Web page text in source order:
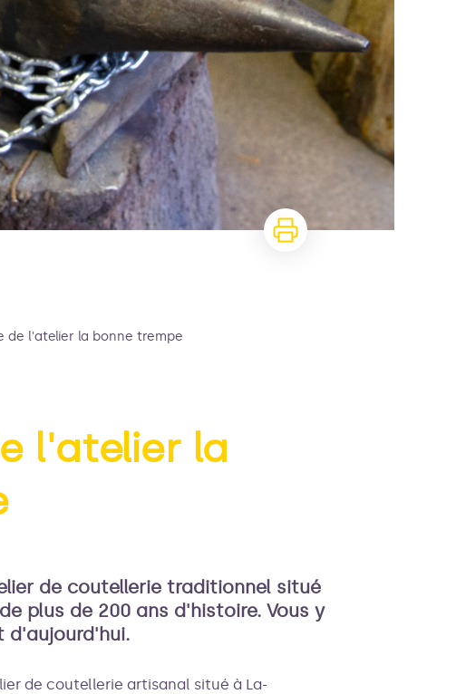
de l'atelier la bonne trempe
l'atelier la
de coutellerie traditionnel situé
plus de 200 ans d'histoire. Vous y
d'aujourd'hui.
de coutellerie artisanal situé à La-